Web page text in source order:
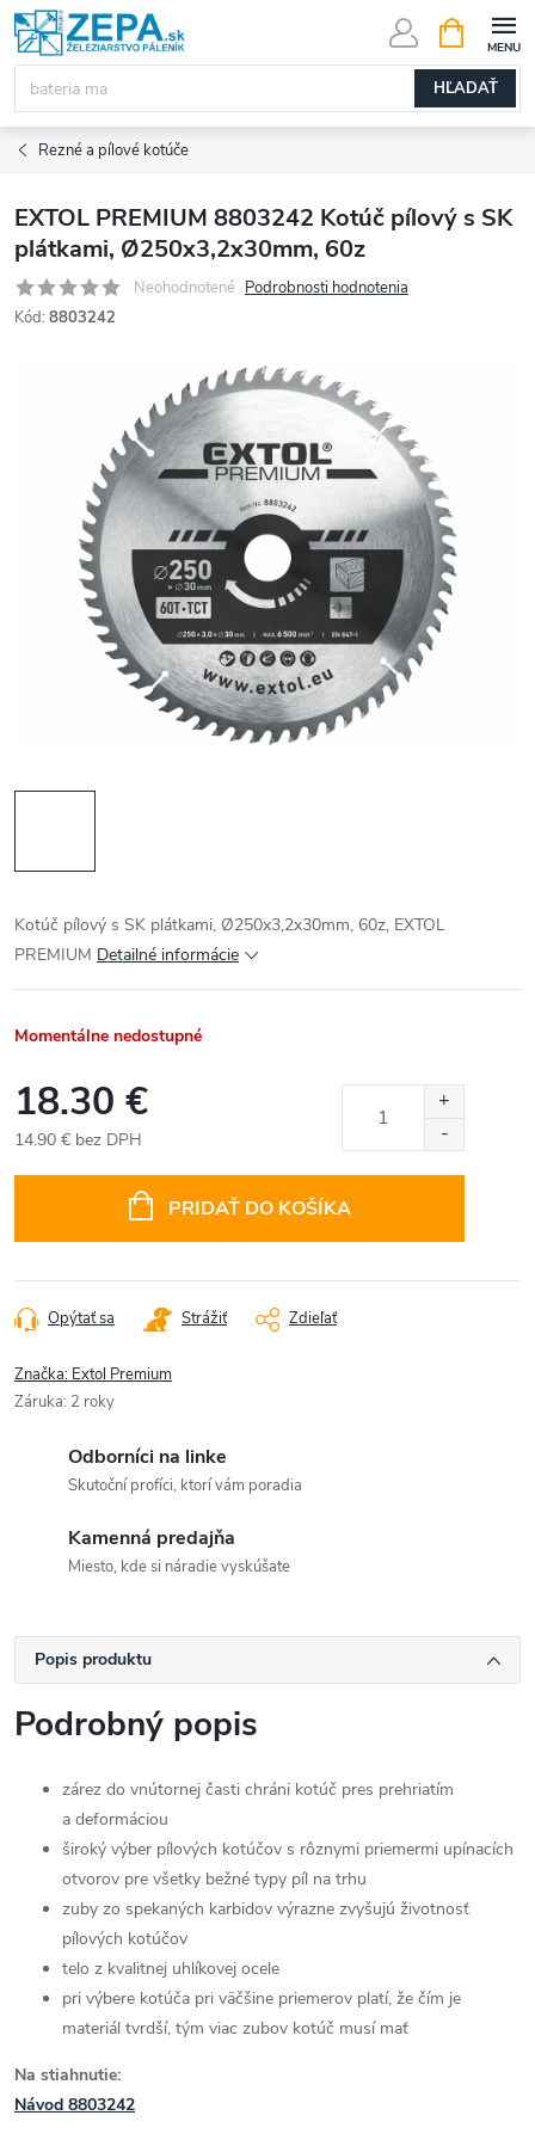
Prejsť
na
obsah
HĽADAŤ
KOŠÍK
Rezné a pílové kotúče
EXTOL PREMIUM 8803242 Kotúč pílový s SK
plátkami, Ø250x3,2x30mm, 60z
Neohodnotené Podrobnosti hodnotenia
Kód: 8803242
Kotúč pílový s SK plátkami, Ø250x3,2x30mm, 60z, EXTOL
PREMIUM Detailné informácie
Momentálne nedostupné
18.30 €
14.90 € bez DPH
PRIDAŤ DO KOŠÍKA
Opýtať sa Strážiť Zdieľať
Značka: Extol Premium
Záruka: 2 roky
Odborníci na linke
Skutoční profíci, ktorí vám poradia
Kamenná predajňa
Miesto, kde si náradie vyskúšate
Popis produktu
Podrobný popis
zárez do vnútornej časti chráni kotúč pres prehriatím
a deformáciou
široký výber pílových kotúčov s rôznymi priemermi upínacích
otvorov pre všetky bežné typy píl na trhu
zuby zo spekaných karbidov výrazne zvyšujú životnosť
pílových kotúčov
telo z kvalitnej uhlíkovej ocele
pri výbere kotúča pri väčšine priemerov platí, že čím je
materiál tvrdší, tým viac zubov kotúč musí mať
Na stiahnutie:
Návod 8803242